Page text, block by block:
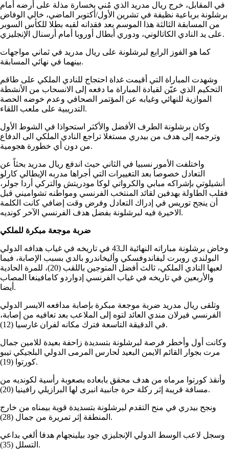
في المقابل، خرج ريال مدريد الذي مُني بخسارة مذلة على أرضه أمام
برشلونة برباعية نظيفة في تشرين الأول/أكتوبر الماضي، خالي الوفاض
من المسابقة الثالثة هذا الموسم بعد فقدانه لقبه بطلا للكأس السوبر
على يد النادي الكاتالوني، ودوري أبطال أوروبا أمام أرسنال الإنجليزي.
كما هو الفوز الرابع لبرشلونة على ريال مدريد في ثماني مواجهات
بينهما في نهائي المسابقة.
وشهدت المباراة التي أقيمت غداة احتجاج للنادي الملكي على طاقم
التحكيم الذي عيّن لقيادة المباراة ما دفعه إلى الانسحاب من الأنشطة
الموازية للنهائي وغيابه عن المؤتمر الصحافي وعدم خوضه الحصة
التدريبية على ملعب اللقاء.
وكان برشلونة الطرف الأفضل والأكثر استحواذا في الشوط الأول
وترجمه إلى هدف من بيدري مستغلا تراجع النادي الملكي الى الدفاع
من دون أي خطورة هجومية.
واختلفت الأمور نسبيا في الثاني حيث اندفع ريال مدريد بحثاً عن
التعادل خصوصاً بعد التغييرات التي أجراها مدربه الإيطالي كارلو
أنشيلوتي بإشراكه مبابي والكرواتي لوكا مودريتش والتركي أردا جولر،
فقلب الطاولة بهدفين لقائد المنتخب الفرنسي ومواطنه تشواميني قبل
أن ينجح توريس في إدراك التعادل وفرض وقت إضافي كانت الكلمة
الاخيرة فيه لبرشلونة بفضل هدف الفرنسي الآخر كونديه.
ضربة موجعة مبكرة للملكي
وخاض برشلونة مباراته النهائية الـ43 في تاريخه في غياب هدافه الدولي
البولندي روبرت ليفاندوفسكي وأليخاندرو بالدي بسبب الإصابة، فيما
لعبها النادي الملكي، ثالث أفضل المتوجين باللقب (20)، للمرة الحادية
والأربعين في تاريخه في غياب الفرنسي إدواردو كامافينغا المصاب
أيضا.
وتلقى ريال مدريد ضربة موجعة مبكرة بإصابة مدافعه الايسر الدولي
الفرنسي فيرلان مندي العائد لتوه إلى الملاعب بعد تعافيه من إصابة،
في الدقيقة التاسعة فترك مكانه لفران غارسيا (12).
وكانت أول وأخطر فرصة لبرشلونة بتسديدة زاحفة بعيدة للامين جمال
مرت بجوار القائم الايمن البعيد لحارس المرمى الدولي البلجيكي تيبو
كورتوا (19).
وأنقذ كورتوا مرماه من هدف محقق بابعاده بصعوبة رأسية لكونديه من
مسافة قريبة إثر ركلة حرة جانبية انبرى لها البرازيلي رافينيا (20).
ونجح بيدري في منح التقدم لبرشلونة بتسديدة قوية بيمناه من خارج
المنطقة إثر تمريرة من جمال (28).
وسجل لاعب الوسط الدولي الإنجليزي جود بيلينجهام هدفا ألغي بداعي
التسلل (35).